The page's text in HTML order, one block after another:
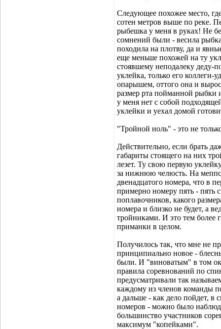
Следующее похожее место,
сотен метров выше по реке.
рыбешка у меня в руках! Не
сомнений были - весила
походила на плотву, да и
еще меньше похожей на ту
стоявшему неподалеку деду-
уклейка, только его
опарышем, оттого она и
размер рта пойманной рыбки
у меня нет с собой
уклейки и уехал домой
"Тройной ноль" - это не
Действительно, если брать
габариты стоящего на них
лезет. Ту свою первую
за нижнюю челюсть. На
двенадцатого номера, что в
примерно номеру пять - пять
поплавочников, какого
номера и близко не будет, а
тройниками. И это тем более
приманки в целом.
Получилось так, что мне не
принципиально новое -
были. И "виноватым" в том
правила соревнований по
предусматривали так
каждому из членов команды
а дальше - как дело пойдет,
номеров - можно было
большинство участников
максимум "копейками".